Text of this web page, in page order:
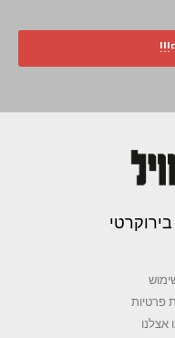
בירוקרטי
פרטיות
אצלנו